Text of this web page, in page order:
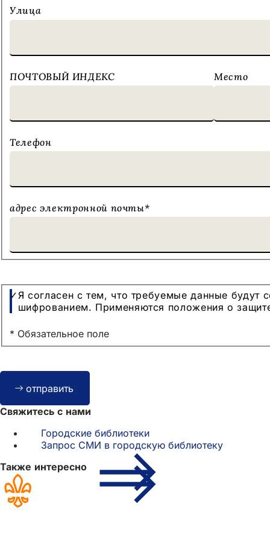
Улица
ПОЧТОВЫЙ ИНДЕКС Место
Телефон
адрес электронной почты*
Защита
данных
Я согласен с тем, что требуемые данные
шифрованием. Применяются положения о
* Обязательное поле
Bitte
lassen
Sie
dieses
leer.
отправить
Свяжитесь с нами
Городские библиотеки
Запрос СМИ в городскую библиотеку
Также интересно